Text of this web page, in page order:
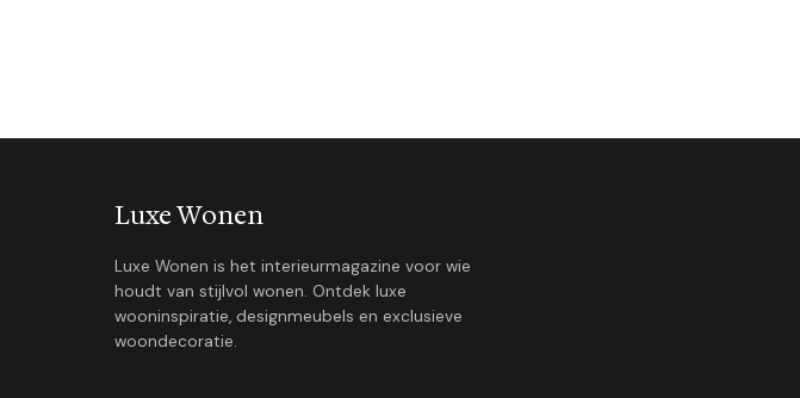
Luxe Wonen
Luxe Wonen is het interieurmagazine voor wie
houdt van stijlvol wonen. Ontdek luxe
wooninspiratie, designmeubels en exclusieve
woondecoratie.